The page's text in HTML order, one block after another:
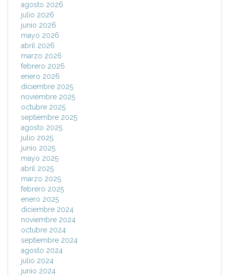
agosto 2026
julio 2026
junio 2026
mayo 2026
abril 2026
marzo 2026
febrero 2026
enero 2026
diciembre 2025
noviembre 2025
octubre 2025
septiembre 2025
agosto 2025
julio 2025
junio 2025
mayo 2025
abril 2025
marzo 2025
febrero 2025
enero 2025
diciembre 2024
noviembre 2024
octubre 2024
septiembre 2024
agosto 2024
julio 2024
junio 2024